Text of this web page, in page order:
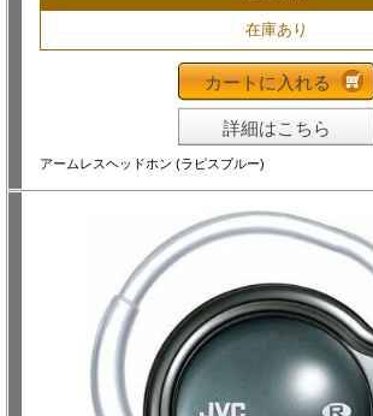
在庫あり
カートに入れる
詳細はこちら
アームレスヘッドホン (ラピスブルー)